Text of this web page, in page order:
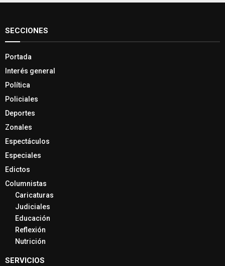
SECCIONES
Portada
Interés general
Política
Policiales
Deportes
Zonales
Espectáculos
Especiales
Edictos
Columnistas
Caricaturas
Judiciales
Educación
Reflexión
Nutrición
SERVICIOS